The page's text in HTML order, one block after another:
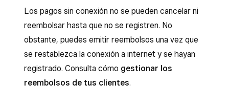
Los pagos sin conexión no se pueden cancelar ni
reembolsar hasta que no se registren. No
obstante, puedes emitir reembolsos una vez que
se restablezca la conexión a internet y se hayan
registrado. Consulta cómo gestionar los
reembolsos de tus clientes.